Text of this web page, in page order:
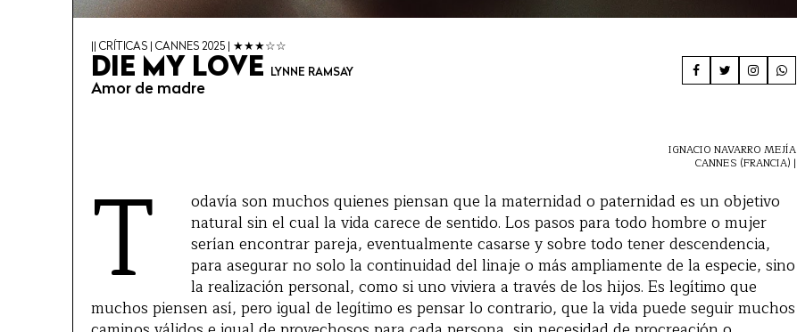
|| CRÍTICAS | CANNES 2025 | ★★★☆☆
DIE MY LOVE LYNNE RAMSAY
Amor de madre
IGNACIO NAVARRO MEJÍA
CANNES (FRANCIA) |
T
odavía son muchos quienes piensan que la maternidad o paternidad es un objetivo
natural sin el cual la vida carece de sentido. Los pasos para todo hombre o mujer
serían encontrar pareja, eventualmente casarse y sobre todo tener descendencia,
para asegurar no solo la continuidad del linaje o más ampliamente de la especie, sino
la realización personal, como si uno viviera a través de los hijos. Es legítimo que
muchos piensen así, pero igual de legítimo es pensar lo contrario, que la vida puede seguir muchos